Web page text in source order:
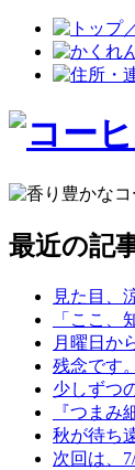
最近の記
見た目、
「ここ、
月曜日か
残念です。
少しずつ
『つまみ
秋が待ち
次回は、